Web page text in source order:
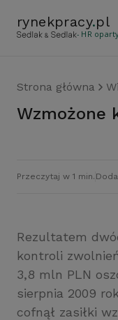
rynekpracy.pl
- HR
Strona główna
Przeczytaj w 1 min.
Rezultatem
kontroli
3,8 mln PLN
sierpnia 2009
cofnął zasiłki